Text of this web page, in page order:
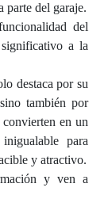
parte del garaje.
del
a la
destaca por su
también por
en un
para
y atractivo.
y ven a